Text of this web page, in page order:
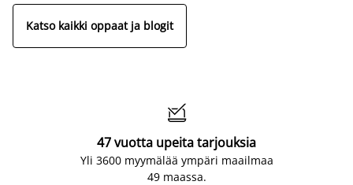
Katso kaikki oppaat ja blogit

47 vuotta upeita tarjouksia
Yli 3600 myymälää ympäri maailmaa
49 maassa.